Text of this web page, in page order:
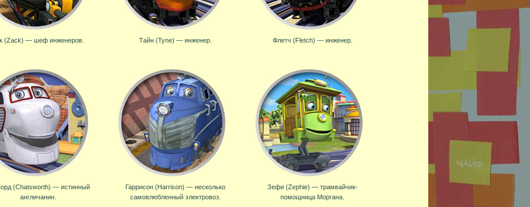
(Zack) — шеф инженеров. Тайн (Tyne) — инженер. Флетч (Fletch) — инженер.
(Chatsworth) — истинный
англичанин.
Гаррисон (Harrison) — несколько
самовлюбленный электровоз.
Зефи (Zephie) — трамвайчик-
помощница Моргана.